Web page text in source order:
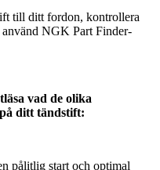
till ditt fordon, kontrollera
NGK Part Finder-
vad de olika
ditt tändstift:
pålitlig start och optimal